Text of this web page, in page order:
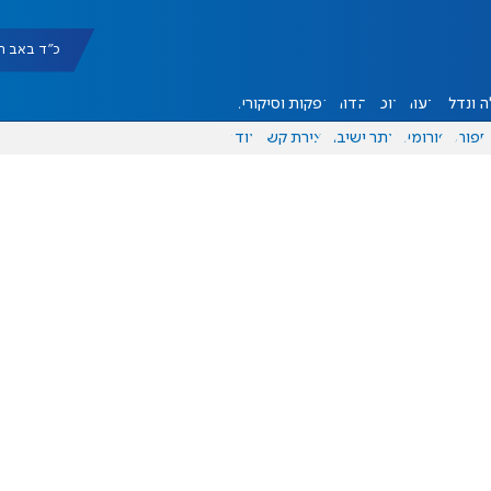
כ"ד באב תשפ"ו
ונדל"ן דעות אוכל יהדות הפקות וסיקורים
ספורט פורומים אתר ישיבה יצירת קשר עוד